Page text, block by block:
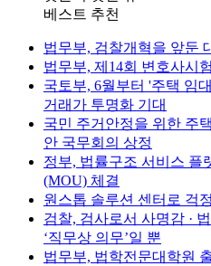
베스트 추천
법무부, 검찰개혁을 앞둔
법무부, 제14회 변호사시
국토부, 6월부터 '주택 임
거래가 투명화 기대
국민 주거안정을 위한 주
안 국무회의 상정
정부, 법률구조 서비스 플
(MOU) 체결
원스톱 솔루션 센터로 걱
검찰, 검사로서 사명감 ·
‘직무상 의무’일 뿐
법무부, 법학전문대학원